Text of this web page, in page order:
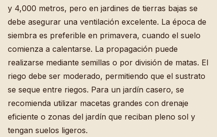
y 4,000 metros, pero en jardines de tierras bajas se
debe asegurar una ventilación excelente. La época de
siembra es preferible en primavera, cuando el suelo
comienza a calentarse. La propagación puede
realizarse mediante semillas o por división de matas. El
riego debe ser moderado, permitiendo que el sustrato
se seque entre riegos. Para un jardín casero, se
recomienda utilizar macetas grandes con drenaje
eficiente o zonas del jardín que reciban pleno sol y
tengan suelos ligeros.